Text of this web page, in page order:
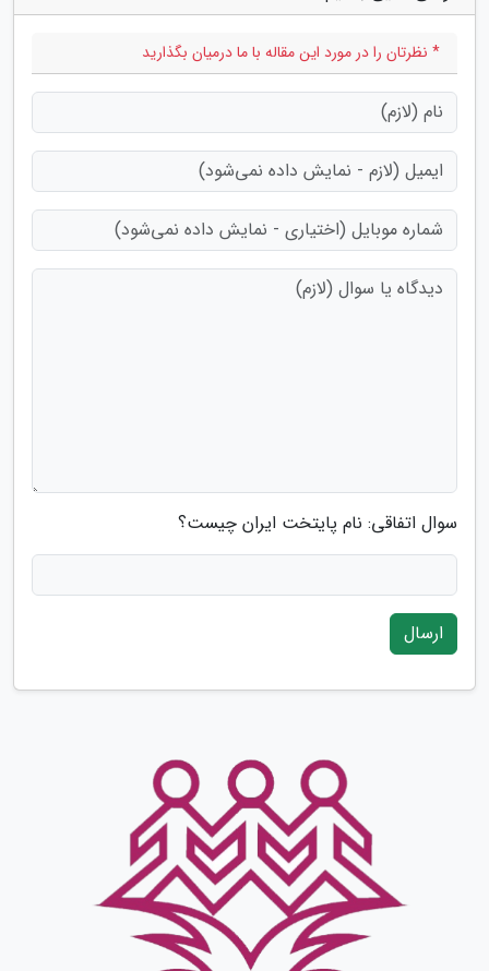
* نظرتان را در مورد این مقاله با ما درمیان بگذارید
سوال اتفاقی: نام پایتخت ایران چیست؟
ارسال